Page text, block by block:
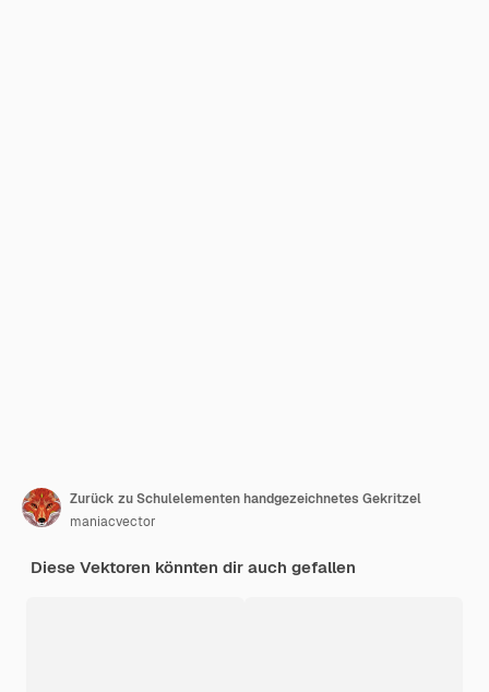
Zurück zu Schulelementen handgezeichnetes Gekritzel
maniacvector
Diese Vektoren könnten dir auch gefallen